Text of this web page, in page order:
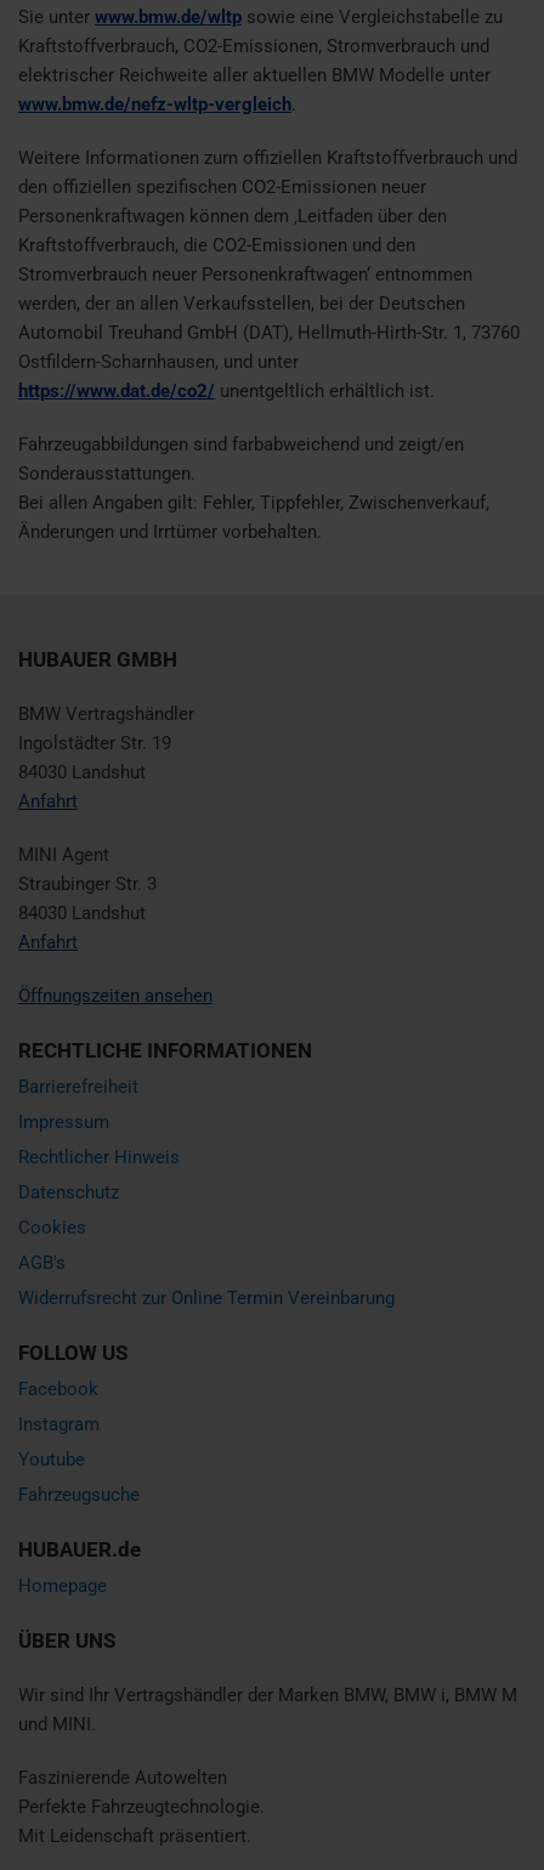
Sie unter www.bmw.de/wltp sowie eine Vergleichstabelle zu
Kraftstoffverbrauch, CO2-Emissionen, Stromverbrauch und
elektrischer Reichweite aller aktuellen BMW Modelle unter
www.bmw.de/nefz-wltp-vergleich.
Weitere Informationen zum offiziellen Kraftstoffverbrauch und
den offiziellen spezifischen CO2-Emissionen neuer
Personenkraftwagen können dem ‚Leitfaden über den
Kraftstoffverbrauch, die CO2-Emissionen und den
Stromverbrauch neuer Personenkraftwagen‘ entnommen
werden, der an allen Verkaufsstellen, bei der Deutschen
Automobil Treuhand GmbH (DAT), Hellmuth-Hirth-Str. 1, 73760
Ostfildern-Scharnhausen, und unter
https://www.dat.de/co2/ unentgeltlich erhältlich ist.
Fahrzeugabbildungen sind farbabweichend und zeigt/en
Sonderausstattungen.
Bei allen Angaben gilt: Fehler, Tippfehler, Zwischenverkauf,
Änderungen und Irrtümer vorbehalten.
HUBAUER GMBH
BMW Vertragshändler
Ingolstädter Str. 19
84030 Landshut
Anfahrt
MINI Agent
Straubinger Str. 3
84030 Landshut
Anfahrt
Öffnungszeiten ansehen
RECHTLICHE INFORMATIONEN
Barrierefreiheit
Impressum
Rechtlicher Hinweis
Datenschutz
Cookies
AGB's
Widerrufsrecht zur Online Termin Vereinbarung
FOLLOW US
Facebook
Instagram
Youtube
Fahrzeugsuche
HUBAUER.de
Homepage
ÜBER UNS
Wir sind Ihr Vertragshändler der Marken BMW, BMW i, BMW M
und MINI.
Faszinierende Autowelten
Perfekte Fahrzeugtechnologie.
Mit Leidenschaft präsentiert.